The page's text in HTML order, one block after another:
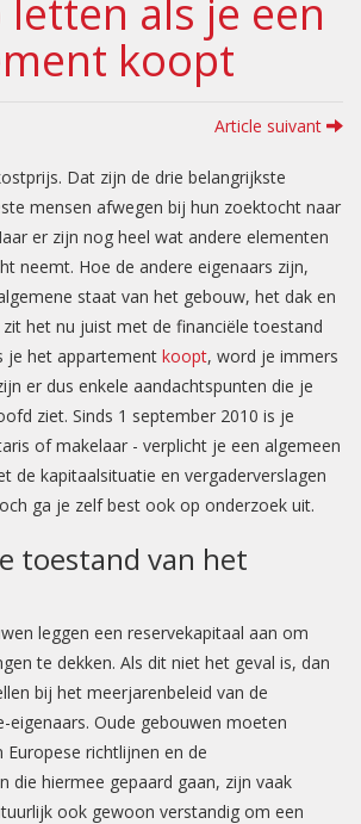
als je een
koopt
Article suivant
Dat zijn de drie belangrijkste
mensen afwegen bij hun zoektocht naar
er zijn nog heel wat andere elementen
neemt. Hoe de andere eigenaars zijn,
staat van het gebouw, het dak en
zit het nu juist met de financiële toestand
je het appartement koopt, word je immers
er dus enkele aandachtspunten die je
ziet. Sinds 1 september 2010 is je
of makelaar - verplicht je een algemeen
de kapitaalsituatie en vergaderverslagen
ga je zelf best ook op onderzoek uit.
toestand van het
leggen een reservekapitaal aan om
te dekken. Als dit niet het geval is, dan
bij het meerjarenbeleid van de
eigenaars. Oude gebouwen moeten
richtlijnen en de
die hiermee gepaard gaan, zijn vaak
ook gewoon verstandig om een